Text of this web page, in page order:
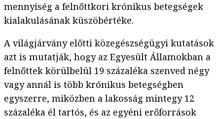
mennyiség a felnőttkori krónikus betegségek
kialakulásának küszöbértéke.
A világjárvány előtti közegészségügyi kutatások
azt is mutatják, hogy az Egyesült Államokban a
felnőttek körülbelül 19 százaléka szenved négy
vagy annál is több krónikus betegségben
egyszerre, miközben a lakosság mintegy 12
százaléka él tartós, és az egyéni erőforrások